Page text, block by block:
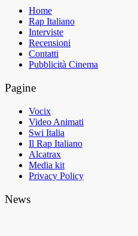
Home
Rap Italiano
Interviste
Recensioni
Contatti
Pubblicità Cinema
Pagine
Vocix
Video Animati
Swi Italia
Il Rap Italiano
Alcatrax
Media kit
Privacy Policy
News